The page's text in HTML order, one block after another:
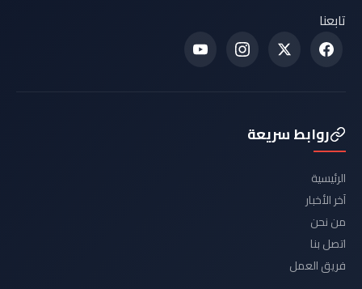
تابعنا
روابط سريعة
الرئيسية
آخر الأخبار
من نحن
اتصل بنا
فريق العمل